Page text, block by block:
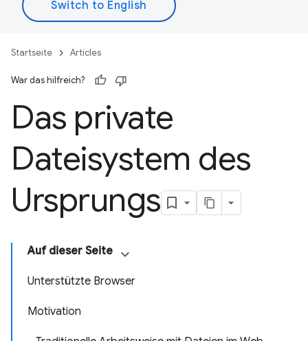
Startseite Articles
War das hilfreich?
Das private
Dateisystem des
Ursprungs
Auf dieser Seite
Unterstützte Browser
Motivation